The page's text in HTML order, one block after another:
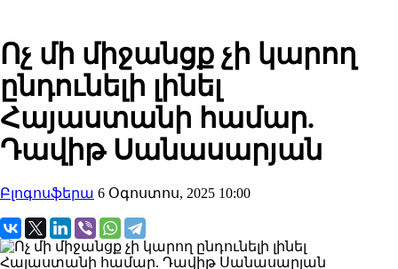
Ոչ մի միջանցք չի կարող
ընդունելի լինել
Հայաստանի համար.
Դավիթ Սանասարյան
Բլոգոսֆերա 6 Օգոստոս, 2025 10:00